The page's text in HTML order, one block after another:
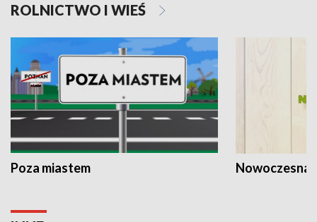
ROLNICTWO I WIEŚ
Poza miastem Nowoczesna